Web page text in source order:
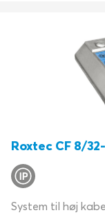
Roxtec CF 8/
System til høj